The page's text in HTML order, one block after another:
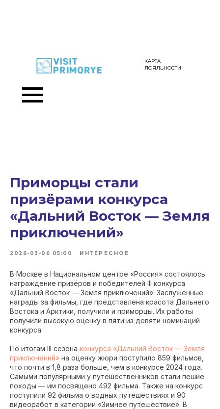
КАРТА
ЛОЯЛЬНОСТИ
Приморцы стали
призёрами конкурса
«Дальний Восток — Земля
приключений»
2026-03-06 05:00 ИНТЕРЕСНОЕ
В Москве в Национальном центре «Россия» состоялось
награждение призёров и победителей III конкурса
«Дальний Восток — Земля приключений». Заслуженные
награды за фильмы, где представлена красота Дальнего
Востока и Арктики, получили и приморцы. Их работы
получили высокую оценку в пяти из девяти номинаций
конкурса.
По итогам III сезона конкурса «Дальний Восток — Земля
приключений» на оценку жюри поступило 859 фильмов,
что почти в 1,8 раза больше, чем в конкурсе 2024 года.
Самыми популярными у путешественников стали пешие
походы — им посвящено 492 фильма. Также на конкурс
поступили 92 фильма о водных путешествиях и 90
видеоработ в категории «Зимнее путешествие». В